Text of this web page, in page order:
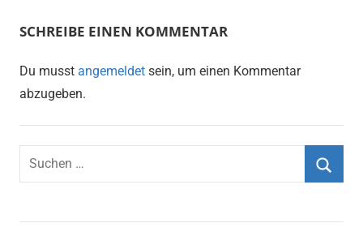
SCHREIBE EINEN KOMMENTAR
Du musst angemeldet sein, um einen Kommentar
abzugeben.
Suchen